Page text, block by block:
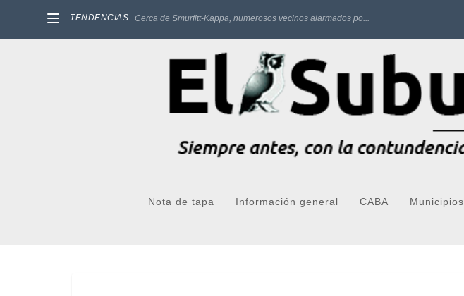
TENDENCIAS: Cerca de Smurfitt-Kappa, numerosos vecinos alarmados po...
Nota de tapa Información general CABA Municipios